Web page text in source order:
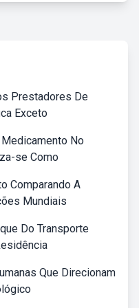
Prestadores De
Exceto
No
se Como
Comparando A
Mundiais
Do Transporte
Que Direcionam